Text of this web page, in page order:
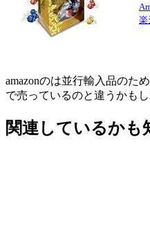
楽
amazonのは並行輸入品のた
で売っているのと違うかもし
関連しているかも